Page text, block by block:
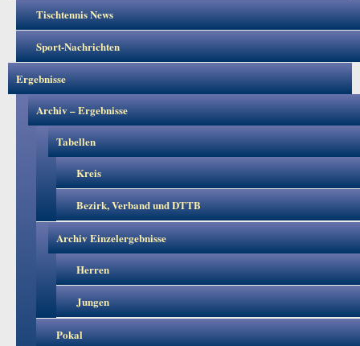
Tischtennis News
Sport-Nachrichten
Ergebnisse
Archiv – Ergebnisse
Tabellen
Kreis
Bezirk, Verband und DTTB
Archiv Einzelergebnisse
Herren
Jungen
Pokal